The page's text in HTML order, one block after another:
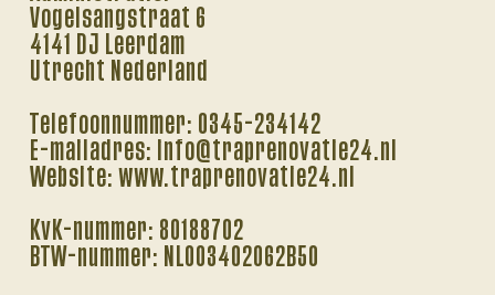
Vogelsangstraat 6
4141 DJ Leerdam
Utrecht Nederland
Telefoonnummer: 0345-234142
E-mailadres: info@traprenovatie24.nl
Website: www.traprenovatie24.nl
KvK-nummer: 80188702
BTW-nummer: NL003402062B50